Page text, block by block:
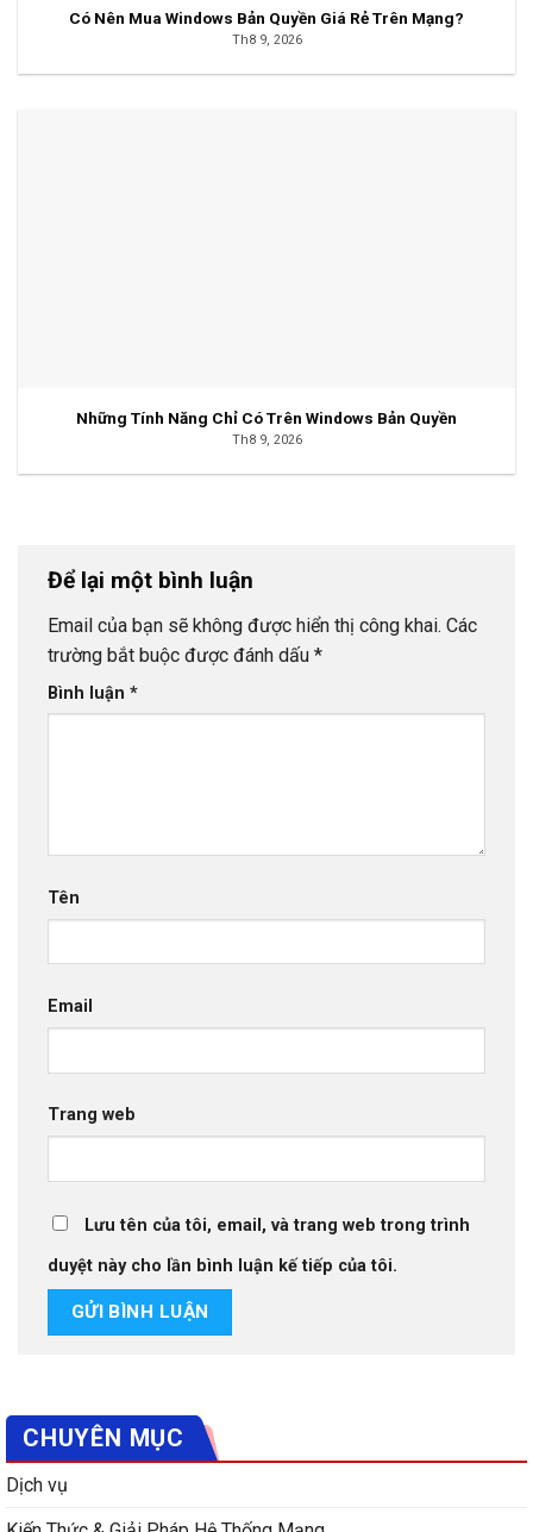
Có Nên Mua Windows Bản Quyền Giá Rẻ Trên Mạng?
Th8 9, 2026
Những Tính Năng Chỉ Có Trên Windows Bản Quyền
Th8 9, 2026
Để lại một bình luận
Email của bạn sẽ không được hiển thị công khai. Các
trường bắt buộc được đánh dấu *
Bình luận *
Tên
Email
Trang web
Lưu tên của tôi, email, và trang web trong trình
duyệt này cho lần bình luận kế tiếp của tôi.
CHUYÊN MỤC
Dịch vụ